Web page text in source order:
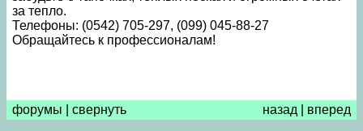
за тепло.
Телефоны: (0542) 705-297, (099) 045-88-27
Обращайтесь к профессионалам!
форумы свернуть назад вперед